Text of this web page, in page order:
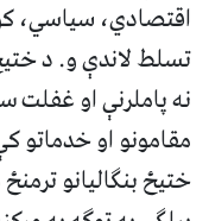
اقتصادي، سیاسي،
تسلط لاندې و. د
نه پاملرنې او غفلت
مقامونو او خدماتو
ختیځ بنګالیانو